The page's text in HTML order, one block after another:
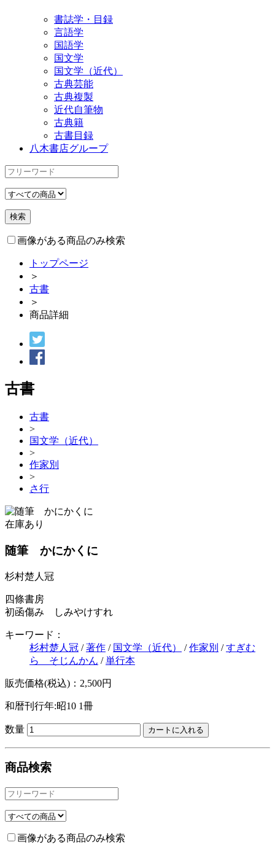
書誌学・目録
言語学
国語学
国文学
国文学（近代）
古典芸能
古典複製
近代自筆物
古典籍
古書目録
八木書店グループ
画像がある商品のみ検索
トップページ
＞
古書
＞
商品詳細
古書
古書
>
国文学（近代）
>
作家別
>
さ行
在庫あり
随筆 かにかくに
杉村楚人冠
四條書房
初函傷み しみやけすれ
キーワード：
杉村楚人冠 /著作 / 国文学（近代） /作家別 /すぎむ
ら そじんかん /単行本
販売価格(税込)：2,500円
和暦刊行年:昭10 1冊
数量
商品検索
画像がある商品のみ検索